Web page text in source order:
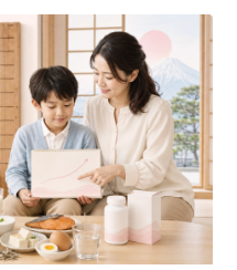
điều trị đột quỵ Biken Kinase
Gold 60 viên
|0
1.570.000 đ